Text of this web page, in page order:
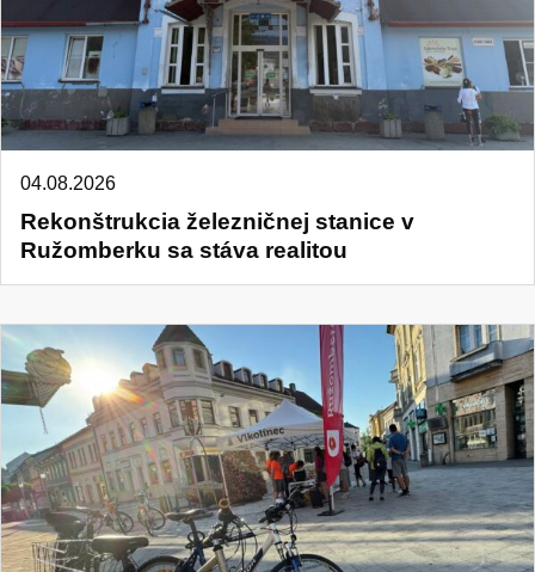
Rekonštrukcia železničnej stanice v
Ružomberku sa stáva realitou
04.08.2026